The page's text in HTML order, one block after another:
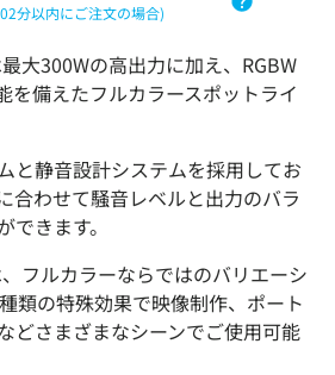
分以内にご注文の場合)
大300Wの高出力に加え、RGBW
を備えたフルカラースポットライ
と静音設計システムを採用してお
合わせて騒音レベルと出力のバラ
できます。
フルカラーならではのバリエーシ
類の特殊効果で映像制作、ポート
どさまざまなシーンでご使用可能